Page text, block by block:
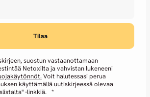
suostun vastaanottamaan
Netoxilta ja vahvistan lukeneeni
Voit halutessasi perua
käyttämällä uutiskirjeessä olevaa
-linkkiä. *